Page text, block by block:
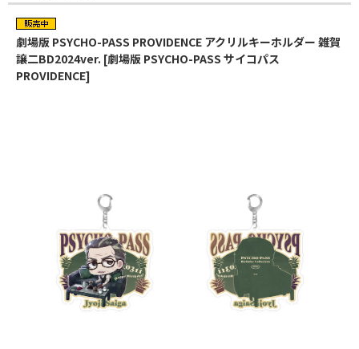
劇場版 PSYCHO-PASS PROVIDENCE アクリルキーホルダー 雑賀
譲二BD2024ver. [劇場版 PSYCHO-PASS サイコパス
PROVIDENCE]